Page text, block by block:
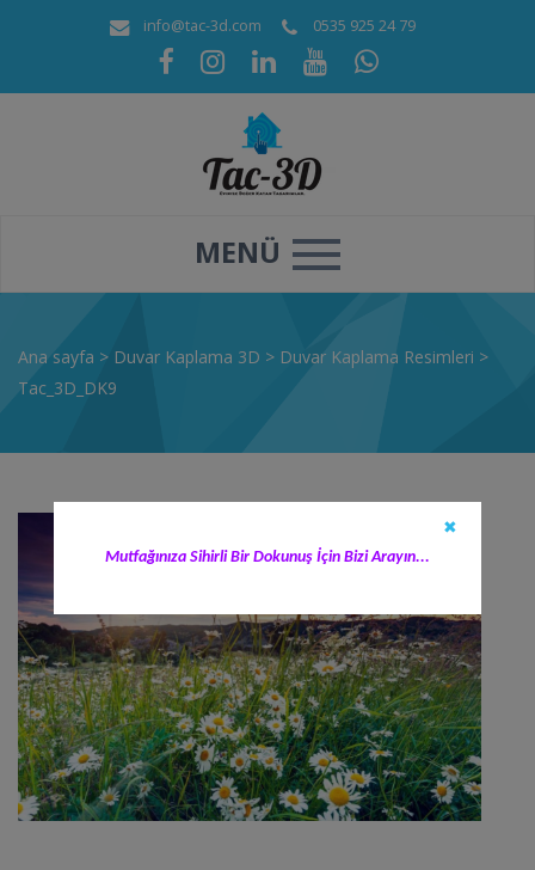
info@tac-3d.com 0535 925 24 79
MENÜ
Ana sayfa > Duvar Kaplama 3D > Duvar Kaplama Resimleri >
Tac_3D_DK9
Mutfağınıza Sihirli Bir Dokunuş İçin Bizi Arayın...
✖